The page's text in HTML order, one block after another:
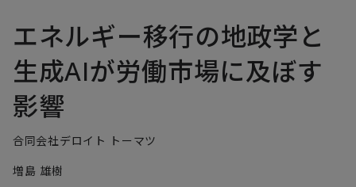
FAMとは
FA Portal
エネルギー移行の地政学と
生成AIが労働市場に及ぼす
影響
合同会社デロイト トーマツ
増島 雄樹